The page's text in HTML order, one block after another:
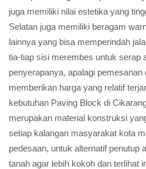
juga memiliki nilai estetika yang
Selatan juga memiliki beragam
lainnya yang bisa memperindah
tia-tiap sisi merembes untuk serap
penyerapanya, apalagi
memberikan harga yang relatif
kebutuhan Paving Block di
merupakan material konstruksi
setiap kalangan masyarakat kota
pedesaan, untuk alternatif penutup
tanah agar lebih kokoh dan terlihat